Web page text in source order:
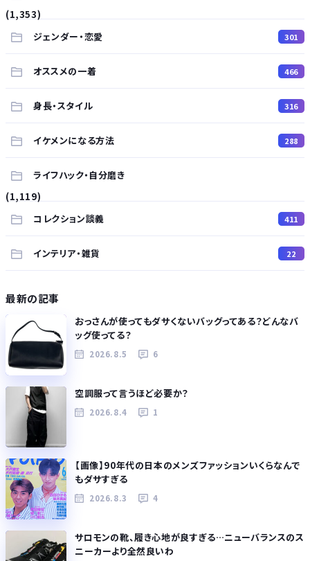
(1,353)
ジェンダー・恋愛
301
オススメの一着 466
身長・スタイル 316
イケメンになる方法 288
ライフハック・自分磨き
(1,119)
コレクション談義
411
インテリア・雑貨 22
最新の記事
おっさんが使ってもダサくないバッグってある？どんなバ
ッグ使ってる？
2026.8.5 6
空調服って言うほど必要か？
2026.8.4 1
【画像】90年代の日本のメンズファッションいくらなんで
もダサすぎる
2026.8.3 4
サロモンの靴、履き心地が良すぎる…ニューバランスのス
ニーカーより全然良いわ